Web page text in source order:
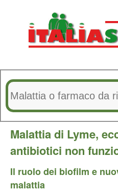
Malattia di Lyme,
antibiotici non
Il ruolo dei biofilm e
malattia